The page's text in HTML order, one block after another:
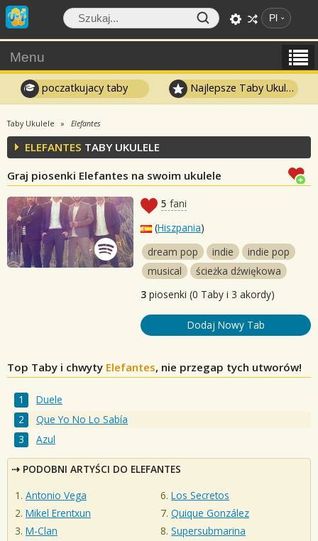
Pl
Menu
poczatkujacy taby Najlepsze Taby Ukulele
Taby Ukulele Elefantes
ELEFANTES TABY UKULELE
Graj piosenki Elefantes na swoim ukulele
5 fani
(Hiszpania)
dream pop
indie
indie pop
musical
ścieżka dźwiękowa
3 piosenki (0 Taby i 3 akordy)
Dodaj Nowy Tab
Top Taby i chwyty Elefantes, nie przegap tych utworów!
Duele
Que Yo No Lo Sabía
Azul
PODOBNI ARTYŚCI DO ELEFANTES
Antonio Vega
Mikel Erentxun
M-Clan
Los Secretos
Quique González
Supersubmarina